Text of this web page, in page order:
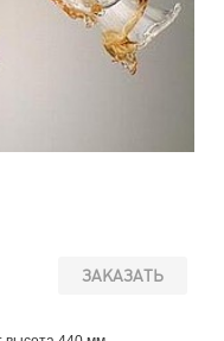
ЗАКАЗАТЬ